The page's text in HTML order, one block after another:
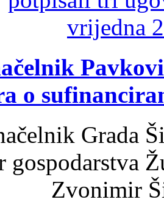
o
Grada
gospodarstva
Zvonimir